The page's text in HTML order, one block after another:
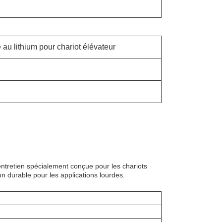
au lithium pour chariot élévateur
spécialement conçue pour les chariots
durable pour les applications lourdes.